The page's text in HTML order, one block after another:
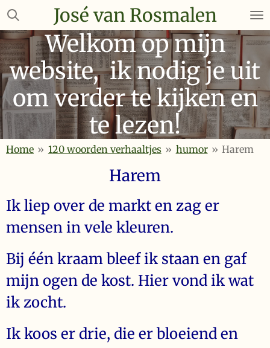
Ga
naar
de
hoofdinhoud
José van Rosmalen
Welkom op mijn
website, ik nodig je uit
om verder te kijken en
te lezen!
Home » 120 woorden verhaaltjes » humor » Harem
Harem
Ik liep over de markt en zag er
mensen in vele kleuren.
Bij één kraam bleef ik staan en gaf
mijn ogen de kost. Hier vond ik wat
ik zocht.
Ik koos er drie, die er bloeiend en